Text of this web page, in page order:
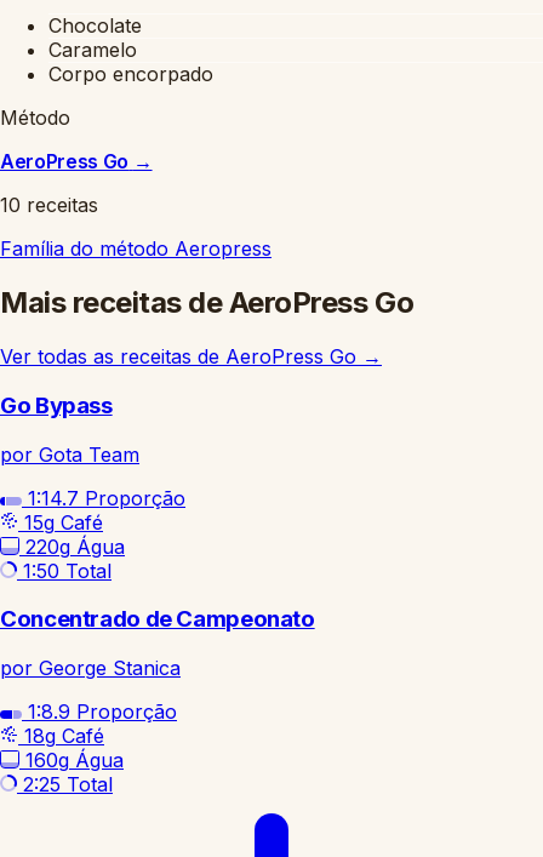
Chocolate
Caramelo
Corpo encorpado
Método
AeroPress Go →
10 receitas
Família do método Aeropress
Mais receitas de AeroPress Go
Ver todas as receitas de AeroPress Go →
Go Bypass
por Gota Team
1:14.7 Proporção
15g Café
220g Água
1:50 Total
Concentrado de Campeonato
por George Stanica
1:8.9 Proporção
18g Café
160g Água
2:25 Total